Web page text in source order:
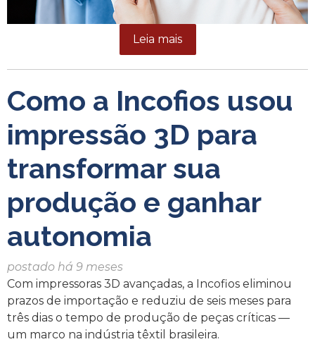
Leia mais
Como a Incofios usou
impressão 3D para
transformar sua
produção e ganhar
autonomia
postado há 9 meses
Com impressoras 3D avançadas, a Incofios eliminou
prazos de importação e reduziu de seis meses para
três dias o tempo de produção de peças críticas —
um marco na indústria têxtil brasileira.